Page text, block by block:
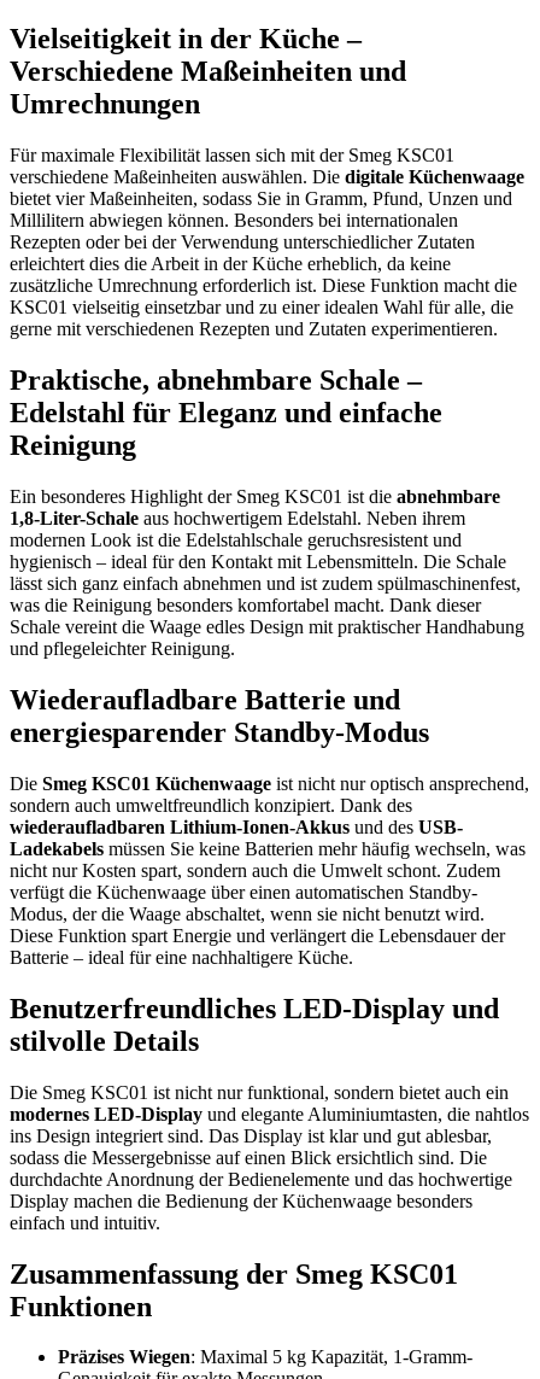
Vielseitigkeit in der Küche –
Verschiedene Maßeinheiten und
Umrechnungen
Für maximale Flexibilität lassen sich mit der Smeg KSC01
verschiedene Maßeinheiten auswählen. Die digitale Küchenwaage
bietet vier Maßeinheiten, sodass Sie in Gramm, Pfund, Unzen und
Millilitern abwiegen können. Besonders bei internationalen
Rezepten oder bei der Verwendung unterschiedlicher Zutaten
erleichtert dies die Arbeit in der Küche erheblich, da keine
zusätzliche Umrechnung erforderlich ist. Diese Funktion macht die
KSC01 vielseitig einsetzbar und zu einer idealen Wahl für alle, die
gerne mit verschiedenen Rezepten und Zutaten experimentieren.
Praktische, abnehmbare Schale –
Edelstahl für Eleganz und einfache
Reinigung
Ein besonderes Highlight der Smeg KSC01 ist die abnehmbare
1,8-Liter-Schale aus hochwertigem Edelstahl. Neben ihrem
modernen Look ist die Edelstahlschale geruchsresistent und
hygienisch – ideal für den Kontakt mit Lebensmitteln. Die Schale
lässt sich ganz einfach abnehmen und ist zudem spülmaschinenfest,
was die Reinigung besonders komfortabel macht. Dank dieser
Schale vereint die Waage edles Design mit praktischer Handhabung
und pflegeleichter Reinigung.
Wiederaufladbare Batterie und
energiesparender Standby-Modus
Die Smeg KSC01 Küchenwaage ist nicht nur optisch ansprechend,
sondern auch umweltfreundlich konzipiert. Dank des
wiederaufladbaren Lithium-Ionen-Akkus und des USB-
Ladekabels müssen Sie keine Batterien mehr häufig wechseln, was
nicht nur Kosten spart, sondern auch die Umwelt schont. Zudem
verfügt die Küchenwaage über einen automatischen Standby-
Modus, der die Waage abschaltet, wenn sie nicht benutzt wird.
Diese Funktion spart Energie und verlängert die Lebensdauer der
Batterie – ideal für eine nachhaltigere Küche.
Benutzerfreundliches LED-Display und
stilvolle Details
Die Smeg KSC01 ist nicht nur funktional, sondern bietet auch ein
modernes LED-Display und elegante Aluminiumtasten, die nahtlos
ins Design integriert sind. Das Display ist klar und gut ablesbar,
sodass die Messergebnisse auf einen Blick ersichtlich sind. Die
durchdachte Anordnung der Bedienelemente und das hochwertige
Display machen die Bedienung der Küchenwaage besonders
einfach und intuitiv.
Zusammenfassung der Smeg KSC01
Funktionen
Präzises Wiegen: Maximal 5 kg Kapazität, 1-Gramm-